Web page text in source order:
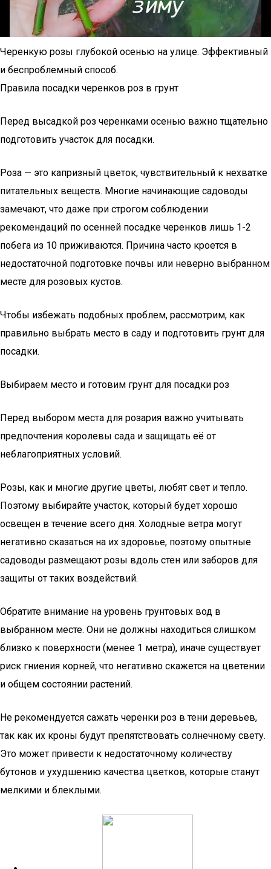
Черенкую розы глубокой осенью на улице. Эффективный
и беспроблемный способ.
Правила посадки черенков роз в грунт
Перед высадкой роз черенками осенью важно тщательно
подготовить участок для посадки.
Роза — это капризный цветок, чувствительный к нехватке
питательных веществ. Многие начинающие садоводы
замечают, что даже при строгом соблюдении
рекомендаций по осенней посадке черенков лишь 1-2
побега из 10 приживаются. Причина часто кроется в
недостаточной подготовке почвы или неверно выбранном
месте для розовых кустов.
Чтобы избежать подобных проблем, рассмотрим, как
правильно выбрать место в саду и подготовить грунт для
посадки.
Выбираем место и готовим грунт для посадки роз
Перед выбором места для розария важно учитывать
предпочтения королевы сада и защищать её от
неблагоприятных условий.
Розы, как и многие другие цветы, любят свет и тепло.
Поэтому выбирайте участок, который будет хорошо
освещен в течение всего дня. Холодные ветра могут
негативно сказаться на их здоровье, поэтому опытные
садоводы размещают розы вдоль стен или заборов для
защиты от таких воздействий.
Обратите внимание на уровень грунтовых вод в
выбранном месте. Они не должны находиться слишком
близко к поверхности (менее 1 метра), иначе существует
риск гниения корней, что негативно скажется на цветении
и общем состоянии растений.
Не рекомендуется сажать черенки роз в тени деревьев,
так как их кроны будут препятствовать солнечному свету.
Это может привести к недостаточному количеству
бутонов и ухудшению качества цветков, которые станут
мелкими и блеклыми.